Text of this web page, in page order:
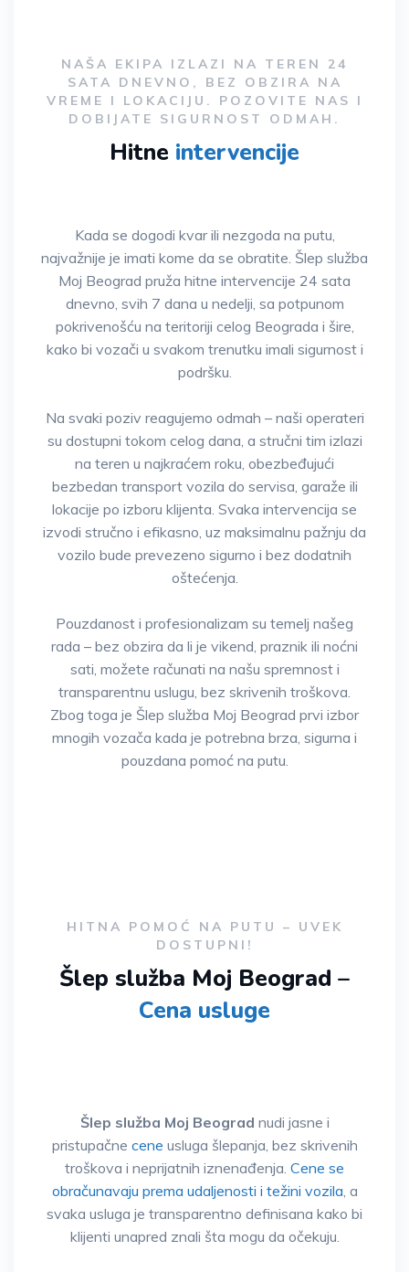
NAŠA EKIPA IZLAZI NA TEREN 24
SATA DNEVNO, BEZ OBZIRA NA
VREME I LOKACIJU. POZOVITE NAS I
DOBIJATE SIGURNOST ODMAH.
Hitne intervencije
Kada se dogodi kvar ili nezgoda na putu,
najvažnije je imati kome da se obratite. Šlep služba
Moj Beograd pruža hitne intervencije 24 sata
dnevno, svih 7 dana u nedelji, sa potpunom
pokrivenošću na teritoriji celog Beograda i šire,
kako bi vozači u svakom trenutku imali sigurnost i
podršku.
Na svaki poziv reagujemo odmah – naši operateri
su dostupni tokom celog dana, a stručni tim izlazi
na teren u najkraćem roku, obezbeđujući
bezbedan transport vozila do servisa, garaže ili
lokacije po izboru klijenta. Svaka intervencija se
izvodi stručno i efikasno, uz maksimalnu pažnju da
vozilo bude prevezeno sigurno i bez dodatnih
oštećenja.
Pouzdanost i profesionalizam su temelj našeg
rada – bez obzira da li je vikend, praznik ili noćni
sati, možete računati na našu spremnost i
transparentnu uslugu, bez skrivenih troškova.
Zbog toga je Šlep služba Moj Beograd prvi izbor
mnogih vozača kada je potrebna brza, sigurna i
pouzdana pomoć na putu.
HITNA POMOĆ NA PUTU – UVEK
DOSTUPNI!
Šlep služba Moj Beograd –
Cena usluge
Šlep služba Moj Beograd nudi jasne i
pristupačne cene usluga šlepanja, bez skrivenih
troškova i neprijatnih iznenađenja. Cene se
obračunavaju prema udaljenosti i težini vozila , a
svaka usluga je transparentno definisana kako bi
klijenti unapred znali šta mogu da očekuju.